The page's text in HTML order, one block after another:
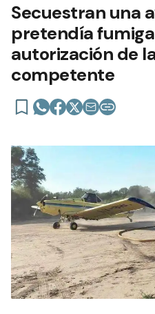
Secuestran una
pretendía
autorización de
competente